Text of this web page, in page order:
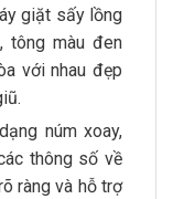
giặt sấy lồng
tông màu đen
với nhau đẹp
núm xoay,
thông số về
ràng và hỗ trợ